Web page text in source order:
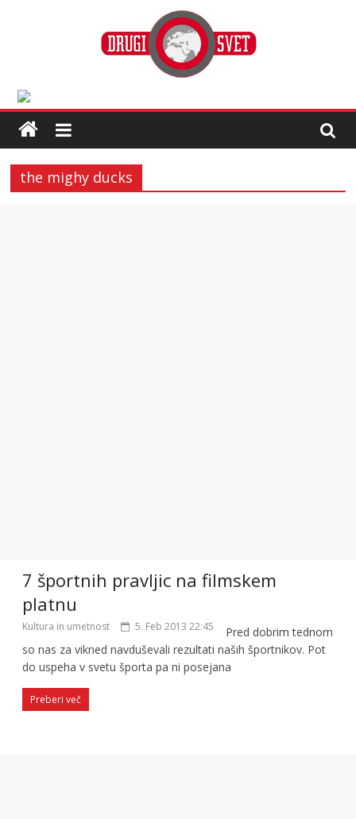
the mighy ducks
7 športnih pravljic na filmskem
platnu
Kultura in umetnost 5. Feb 2013 22:45
Pred dobrim tednom
so nas za vikned navduševali rezultati naših športnikov. Pot
do uspeha v svetu športa pa ni posejana
Preberi več